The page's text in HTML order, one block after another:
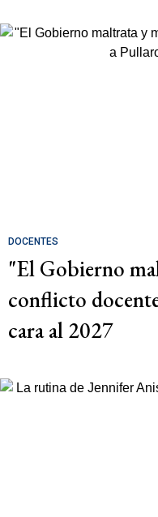
DOCENTES
"El Gobierno
conflicto
cara al 2027